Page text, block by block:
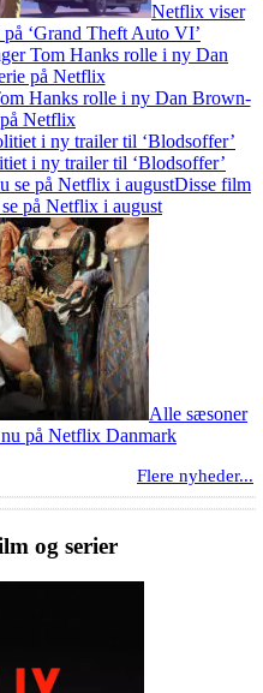
Netflix viser
‘Grand Theft Auto VI’
Hanks rolle i ny Dan Brown-
Netflix
i ny trailer til ‘Blodsoffer’
Disse film
på Netflix i august
Alle sæsoner
nu på Netflix Danmark
Flere nyheder...
og serier